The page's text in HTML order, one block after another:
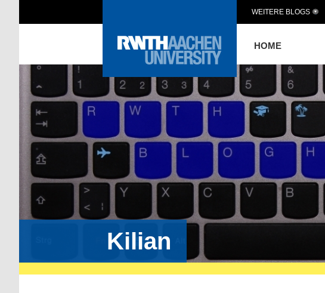
HOME
WEITERE BLOGS
Kilian